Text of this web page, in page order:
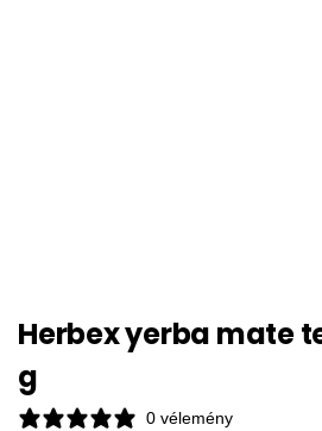
Herbex yerba mate
g
0 vélemény